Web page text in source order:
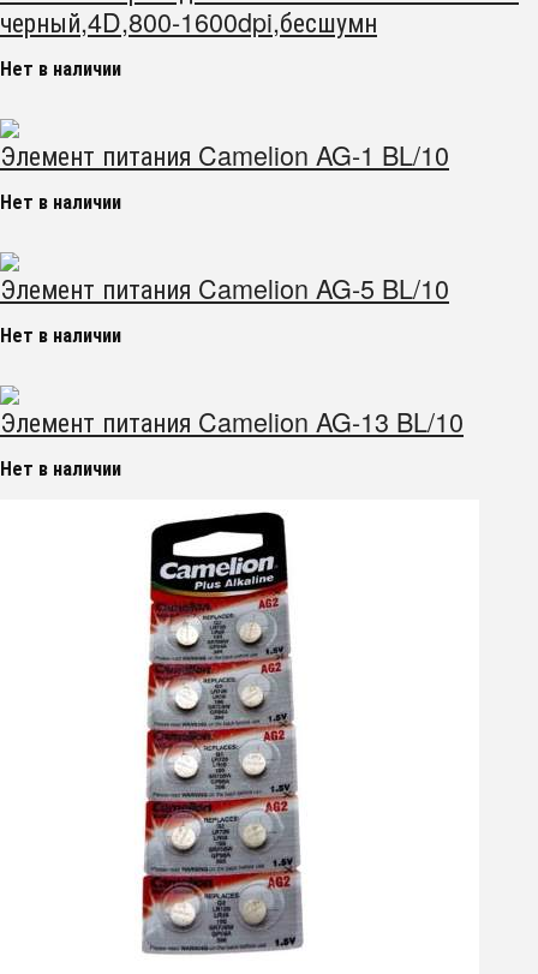
черный,4D,800-1600dpi,бесшумн
Нет в наличии
Элемент питания Camelion AG-1 BL/10
Нет в наличии
Элемент питания Camelion AG-5 BL/10
Нет в наличии
Элемент питания Camelion AG-13 BL/10
Нет в наличии